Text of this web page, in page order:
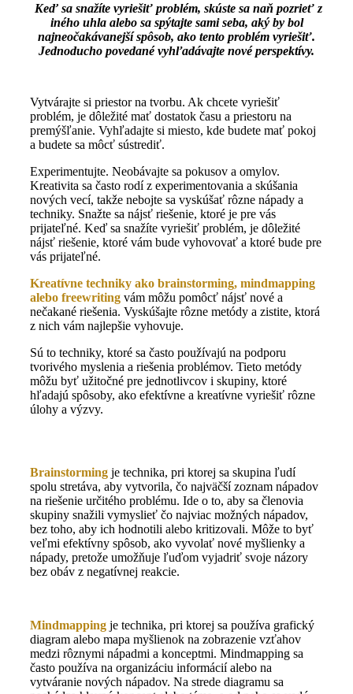
Keď sa snažíte vyriešiť problém, skúste sa naň pozrieť z
iného uhla alebo sa spýtajte sami seba, aký by bol
najneočakávanejší spôsob, ako tento problém vyriešiť.
Jednoducho povedané vyhľadávajte nové perspektívy.
Vytvárajte si priestor na tvorbu. Ak chcete vyriešiť
problém, je dôležité mať dostatok času a priestoru na
premýšľanie. Vyhľadajte si miesto, kde budete mať pokoj
a budete sa môcť sústrediť.
Experimentujte. Neobávajte sa pokusov a omylov.
Kreativita sa často rodí z experimentovania a skúšania
nových vecí, takže nebojte sa vyskúšať rôzne nápady a
techniky. Snažte sa nájsť riešenie, ktoré je pre vás
prijateľné. Keď sa snažíte vyriešiť problém, je dôležité
nájsť riešenie, ktoré vám bude vyhovovať a ktoré bude pre
vás prijateľné.
Kreatívne techniky ako brainstorming, mindmapping
alebo freewriting vám môžu pomôcť nájsť nové a
nečakané riešenia. Vyskúšajte rôzne metódy a zistite, ktorá
z nich vám najlepšie vyhovuje.
Sú to techniky, ktoré sa často používajú na podporu
tvorivého myslenia a riešenia problémov. Tieto metódy
môžu byť užitočné pre jednotlivcov i skupiny, ktoré
hľadajú spôsoby, ako efektívne a kreatívne vyriešiť rôzne
úlohy a výzvy.
Brainstorming je technika, pri ktorej sa skupina ľudí
spolu stretáva, aby vytvorila, čo najväčší zoznam nápadov
na riešenie určitého problému. Ide o to, aby sa členovia
skupiny snažili vymyslieť čo najviac možných nápadov,
bez toho, aby ich hodnotili alebo kritizovali. Môže to byť
veľmi efektívny spôsob, ako vyvolať nové myšlienky a
nápady, pretože umožňuje ľuďom vyjadriť svoje názory
bez obáv z negatívnej reakcie.
Mindmapping je technika, pri ktorej sa používa grafický
diagram alebo mapa myšlienok na zobrazenie vzťahov
medzi rôznymi nápadmi a konceptmi. Mindmapping sa
často používa na organizáciu informácií alebo na
vytváranie nových nápadov. Na strede diagramu sa